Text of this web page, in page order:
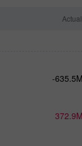
Actual
-635.5M
372.9M